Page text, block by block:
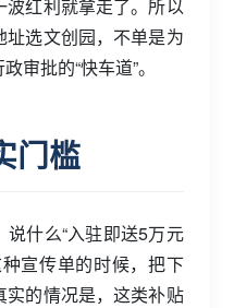
红利就拿走了。所以
选文创园，不单是为
审批的“快车道”。
门槛
什么“入驻即送5万元
宣传单的时候，把下
的情况是，这类补贴